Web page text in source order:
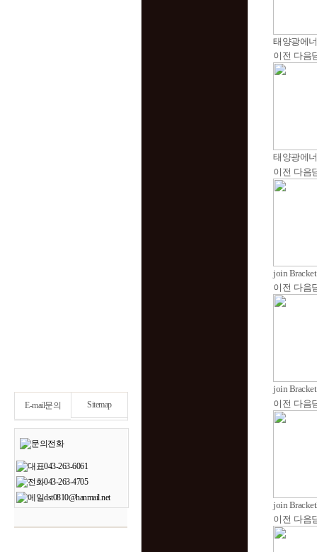
E-mail문의 Sitemap
태양광에
이전 다음
태양광에
이전 다음
join
이전 다음
join
이전 다음
join
이전 다음